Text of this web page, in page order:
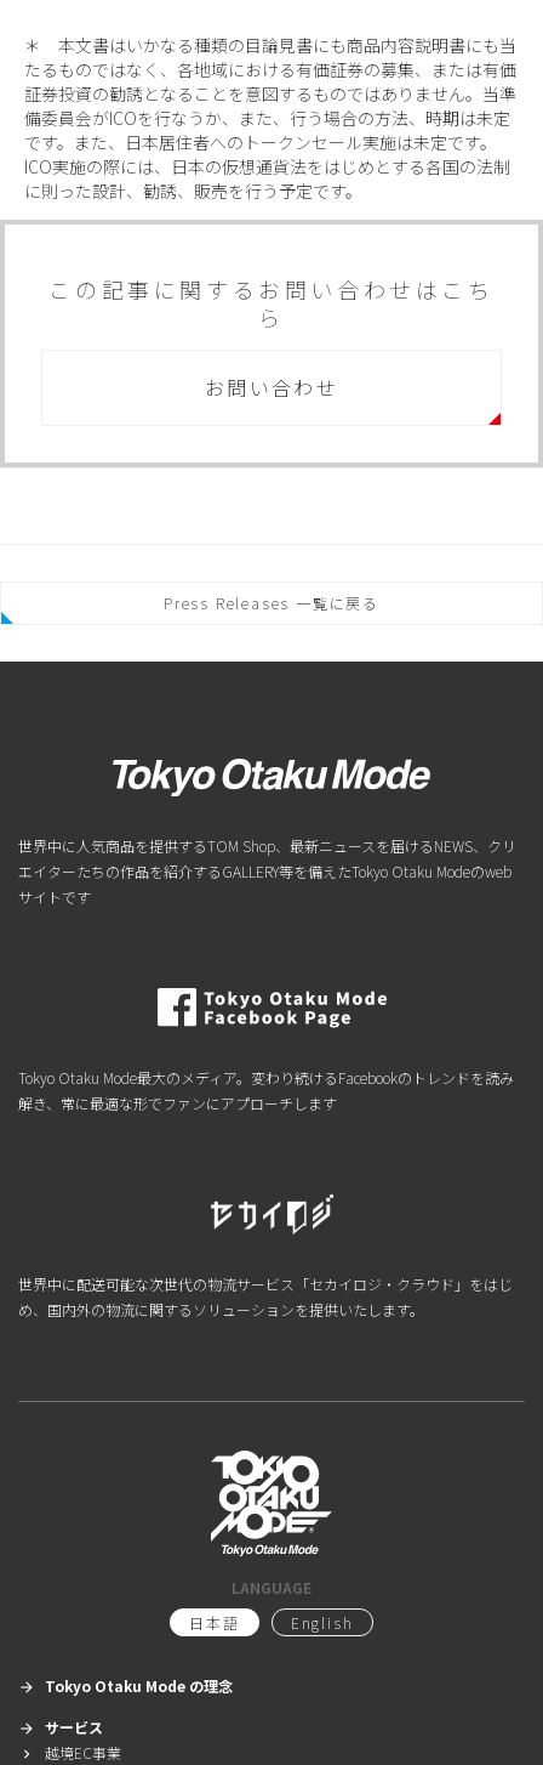
＊ 本文書はいかなる種類の目論見書にも商品内容説明書にも当
たるものではなく、各地域における有価証券の募集、または有価
証券投資の勧誘となることを意図するものではありません。当準
備委員会がICOを行なうか、また、行う場合の方法、時期は未定
です。また、日本居住者へのトークンセール実施は未定です。
ICO実施の際には、日本の仮想通貨法をはじめとする各国の法制
に則った設計、勧誘、販売を行う予定です。
この記事に関するお問い合わせはこち
ら
お問い合わせ
Press Releases 一覧に戻る
世界中に人気商品を提供するTOM Shop、最新ニュースを届けるNEWS、クリ
エイターたちの作品を紹介するGALLERY等を備えたTokyo Otaku Modeのweb
サイトです
Tokyo Otaku Mode最大のメディア。変わり続けるFacebookのトレンドを読み
解き、常に最適な形でファンにアプローチします
世界中に配送可能な次世代の物流サービス「セカイロジ・クラウド」をはじ
め、国内外の物流に関するソリューションを提供いたします。
LANGUAGE
日本語
English
 Tokyo Otaku Mode の理念
 サービス
 越境EC事業